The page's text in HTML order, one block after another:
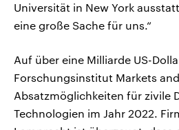
Universität in New York
eine große Sache für uns.“
Auf über eine Milliarde US-
Forschungsinstitut Markets
Absatzmöglichkeiten für zivile
Technologien im Jahr 2022.